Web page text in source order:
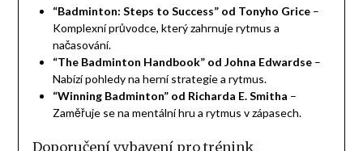
“Badminton: Steps to Success” od Tonyho Grice–
Komplexní průvodce, který zahrnuje rytmus a
načasování.
“The Badminton Handbook” od Johna Edwardse–
Nabízí pohledy na herní strategie a rytmus.
“Winning Badminton” od Richarda E. Smitha –
Zaměřuje se na mentální hru a rytmus v zápasech.
Doporučení vybavení pro trénink